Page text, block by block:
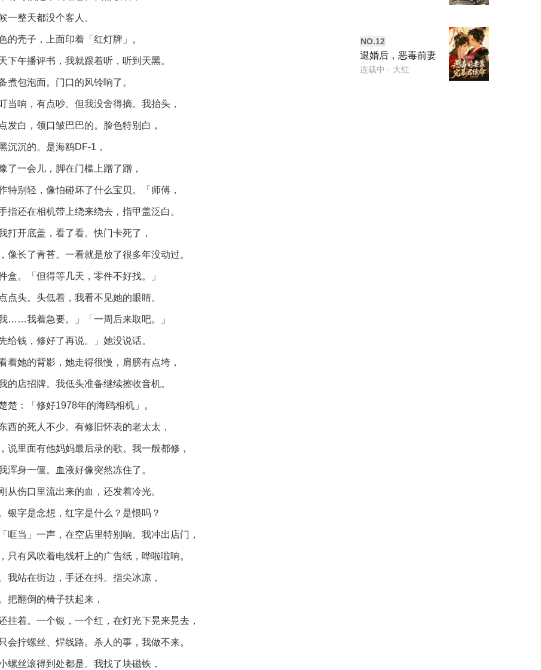
一整天都没个客人。
壳子，上面印着「红灯牌」。
午播评书，我就跟着听，听到天黑。
煮包泡面。门口的风铃响了。
响，有点吵。但我没舍得摘。我抬头，
发白，领口皱巴巴的。脸色特别白，
沉沉的。是海鸥DF-1，
了一会儿，脚在门槛上蹭了蹭，
特别轻，像怕碰坏了什么宝贝。「师傅，
还在相机带上绕来绕去，指甲盖泛白。
打开底盖，看了看。快门卡死了，
长了青苔。一看就是放了很多年没动过。
盒。「但得等几天，零件不好找。」
点头。头低着，我看不见她的眼睛。
……我着急要。」「一周后来取吧。」
钱，修好了再说。」她没说话。
她的背影，她走得很慢，肩膀有点垮，
店招牌。我低头准备继续擦收音机。
楚：「修好1978年的海鸥相机」。
西的死人不少。有修旧怀表的老太太，
里面有他妈妈最后录的歌。我一般都修，
身一僵。血液好像突然冻住了。
从伤口里流出来的血，还发着冷光。
银字是念想，红字是什么？是恨吗？
当」一声，在空店里特别响。我冲出店门，
有风吹着电线杆上的广告纸，哗啦啦响。
我站在街边，手还在抖。指尖冰凉，
把翻倒的椅子扶起来，
着。一个银，一个红，在灯光下晃来晃去，
拧螺丝、焊线路。杀人的事，我做不来。
螺丝滚得到处都是。我找了块磁铁，
NO.12
退婚后，恶毒前妻
靠宠暴君续命
连载中 · 大红